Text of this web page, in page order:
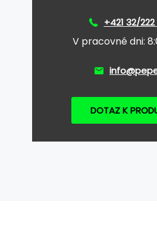
+421 32/
V pracovné dni:
DOTAZ K